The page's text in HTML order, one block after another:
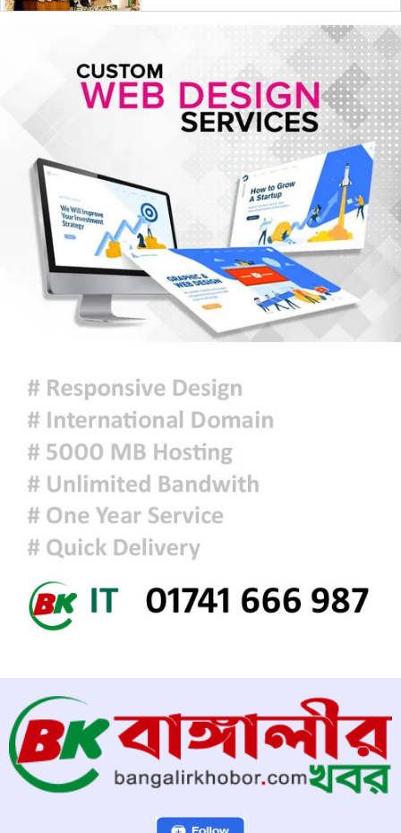
ইরান যুদ্ধে মার্কিন ক্ষেপণাস্ত্র প্রতিরোধী
ব্যবস্থার মজুদ বিপজ্জনক মাত্রায় কমেছে
জুলাই শেষে শেয়ারবাজারে বিও হিসাব
কমেছে প্রায় ২৩ হাজার
৫ আগস্টের গণঅভ্যুত্থান ছিল এদেশের
জনগণের ঐক্যবদ্ধ প্রচেষ্টার ফসল: চিফ
হুইপ
দিল্লিতে গণমাধ্যমের সঙ্গে ক্ষমতাচ্যুত শেখ
হাসিনার আলাপচারিতা নিয়ে ঢাকার ক্ষুব্ধ
প্রতিক্রিয়া
আজকের রাশিফল
ফ্যাসিবাদবিরোধী আন্দোলনে হত্যাকাণ্ডের
বিচার হবে স্বচ্ছ, নিরপেক্ষ ও বিশ্বাসযোগ্য
: প্রধানমন্ত্রী